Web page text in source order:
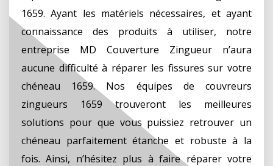
1659. Ayant les matériels nécessaires, et ayant
connaissance des produits à utiliser, notre
entreprise MD Couverture Zingueur n’aura
aucune difficulté à réparer les fissures sur votre
chéneau 1659. Nos équipes de couvreurs
zingueurs 1659 trouveront les meilleures
solutions pour que vous puissiez retrouver un
chéneau parfaitement étanche et robuste à la
fois. Ainsi, n’hésitez plus à faire réparer votre